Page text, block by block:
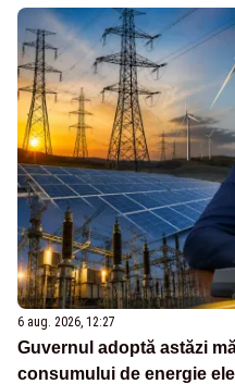
6 aug. 2026, 12:27
Guvernul adoptă astăzi
consumului de energie